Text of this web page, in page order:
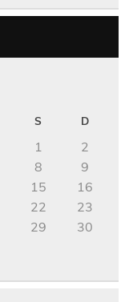
S D
1
2
8
9
15
16
22
23
29
30